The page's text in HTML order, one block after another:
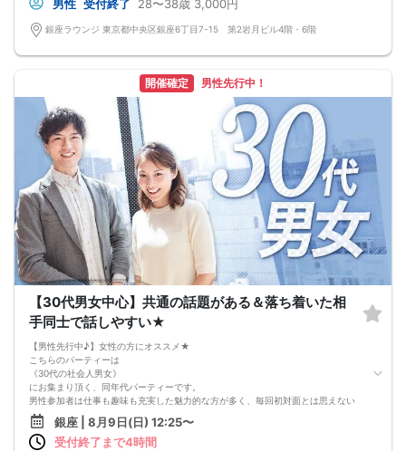
男性 受付終了 28〜38歳 3,000円
銀座ラウンジ 東京都中央区銀座6丁目7-15 第2岩月ビル4階・6階
開催確定 男性先行中！
【30代男女中心】共通の話題がある＆落ち着いた相
手同士で話しやすい★
【男性先行中♪】女性の方にオススメ★
こちらのパーティーは
《30代の社会人男女》
にお集まり頂く、同年代パーティーです。
男性参加者は仕事も趣味も充実した魅力的な方が多く、毎回初対面とは思えない
ほど盛り上がります♪パーティー終了後、二次会に出掛ける方々もちらほら…ぜひ
お気軽な気持ちでご参加してみてください☆
前向きな男女には素敵な出会いが待っています！
銀座 | 8月9日(日) 12:25〜
受付終了まで4時間